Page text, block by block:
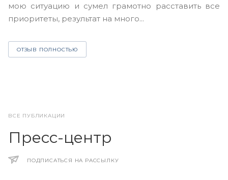
мою ситуацию и сумел грамотно расставить все
приоритеты, результат на много...
ОТЗЫВ ПОЛНОСТЬЮ
ВСЕ ПУБЛИКАЦИИ
Пресс-центр
ПОДПИСАТЬСЯ НА РАССЫЛКУ